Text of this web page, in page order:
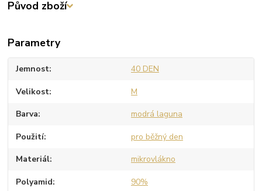
Původ zboží
Parametry
Jemnost 40 DEN
Velikost M
Barva modrá laguna
Použití pro běžný den
Materiál mikrovlákno
Polyamid 90%